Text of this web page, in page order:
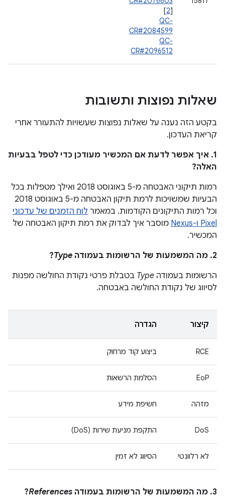
[2]
QC-
CR#2084599
QC-
CR#2096512
שאלות נפוצות ותשובות
בקטע הזה נענה על שאלות נפוצות שעשויות להתעורר אחרי
קריאת העדכון.
1. איך אפשר לדעת אם המכשיר מעודכן כדי לטפל בבעיות
האלה?
רמות תיקוני האבטחה מ-5 באוגוסט 2018 ואילך מטפלות בכל
הבעיות שמשויכות לרמת תיקון האבטחה מ-5 באוגוסט 2018
וכל רמות התיקונים הקודמות. במאמר לוח הזמנים של עדכוני
Pixel ו-Nexus
מוסבר איך לבדוק את רמת תיקון האבטחה של
המכשיר.
2. מה המשמעות של הרשומות בעמודה
Type
?
הרשומות בעמודה Type בטבלת פרטי נקודת החולשה מפנות
לסיווג של נקודת החולשה באבטחה.
קיצור הגדרה
RCE ביצוע קוד מרחוק
EoP הסלמת הרשאות
מזהה חשיפת מידע
DoS התקפת מניעת שירות (DoS)
לא רלוונטי הסיווג לא זמין
3. מה המשמעות של הרשומות בעמודה References
?